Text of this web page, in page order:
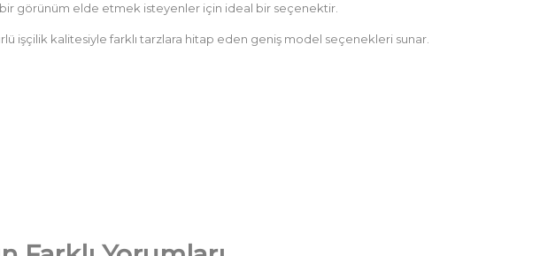
görünüm elde etmek isteyenler için ideal bir seçenektir.
işçilik kalitesiyle farklı tarzlara hitap eden geniş model seçenekleri sunar.